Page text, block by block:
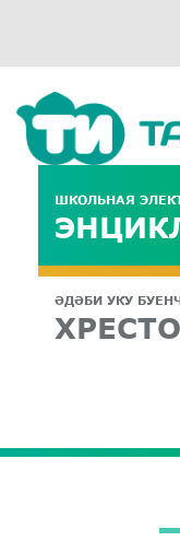
ШКОЛЬНАЯ
ӘДӘБИ УКУ